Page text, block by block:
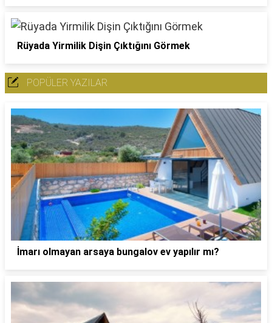
Rüyada Yirmilik Dişin Çıktığını Görmek
POPÜLER YAZILAR
İmarı olmayan arsaya bungalov ev yapılır mı?